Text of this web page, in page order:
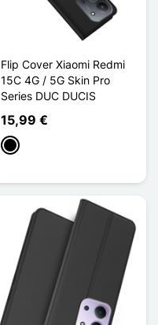
Flip Cover Xiaomi Redmi
15C 4G / 5G Skin Pro
Series DUC DUCIS
15,99 €
Negro